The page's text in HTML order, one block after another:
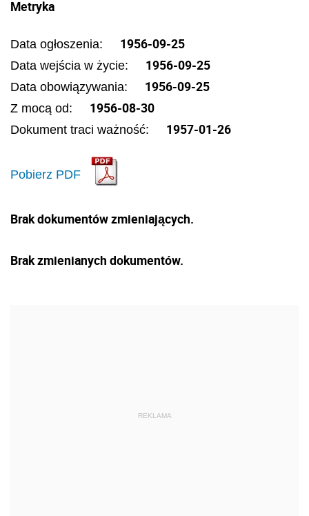
Metryka
Data ogłoszenia: 1956-09-25
Data wejścia w życie: 1956-09-25
Data obowiązywania: 1956-09-25
Z mocą od: 1956-08-30
Dokument traci ważność: 1957-01-26
Pobierz PDF
Brak dokumentów zmieniających.
Brak zmienianych dokumentów.